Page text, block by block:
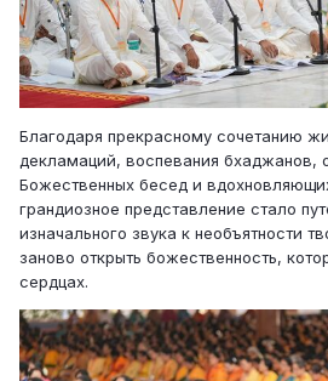
Благодаря прекрасному сочетанию
декламаций, воспевания бхаджанов,
Божественных бесед и
грандиозное представление стало
изначального звука к необъятности
заново открыть божественность,
сердцах.